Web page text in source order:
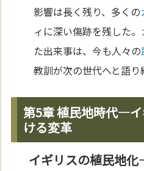
影響は長く残り、多くの
ィに深い傷跡を残した。
た出来事は、今も人々の
教訓が次の世代へと語り
第5章 植民地時代—
ける変革
イギリスの植民地